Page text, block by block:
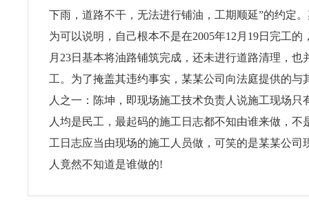
下雨，道路不干，无法进行铺油，工期顺延”的约定
为可以说明，自己根本不是在2005年12月19日完工的
月23日基本将油路铺筑完成，还未进行道路清理，也
工。为了掩盖其违约事实，某某公司向法庭提供的与
人之一：陈坤，即现场施工技术负责人说施工现场只
人均是民工，最起码的施工日志都不知由谁来做，不
工日志应当由现场的施工人员做，可笑的是某某公司
人竟然不知道是谁做的!